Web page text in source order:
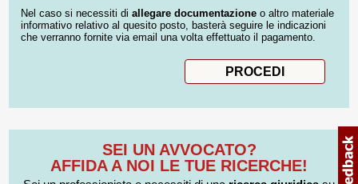
Nel caso si necessiti di allegare documentazione o altro materiale
informativo relativo al quesito posto, basterà seguire le indicazioni
che verranno fornite via email una volta effettuato il pagamento.
SEI UN AVVOCATO?
AFFIDA A NOI LE TUE RICERCHE!